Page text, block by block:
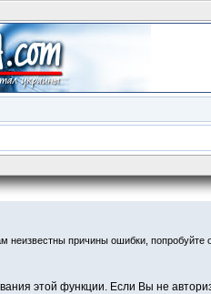
неизвестны причины ошибки, попробуйте
этой функции. Если Вы не